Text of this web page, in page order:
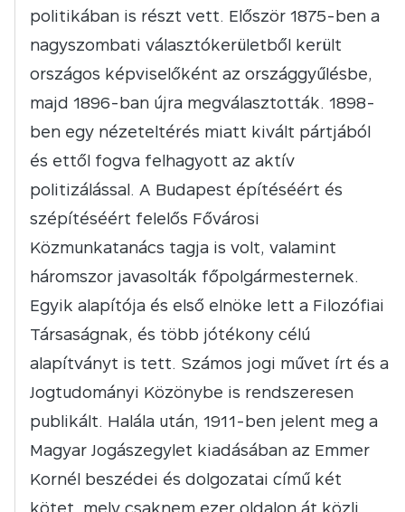
politikában is részt vett. Először 1875-ben a
nagyszombati választókerületből került
országos képviselőként az országgyűlésbe,
majd 1896-ban újra megválasztották. 1898-
ben egy nézeteltérés miatt kivált pártjából
és ettől fogva felhagyott az aktív
politizálással. A Budapest építéséért és
szépítéséért felelős Fővárosi
Közmunkatanács tagja is volt, valamint
háromszor javasolták főpolgármesternek.
Egyik alapítója és első elnöke lett a Filozófiai
Társaságnak, és több jótékony célú
alapítványt is tett. Számos jogi művet írt és a
Jogtudományi Közönybe is rendszeresen
publikált. Halála után, 1911-ben jelent meg a
Magyar Jogászegylet kiadásában az Emmer
Kornél beszédei és dolgozatai című két
kötet, mely csaknem ezer oldalon át közli